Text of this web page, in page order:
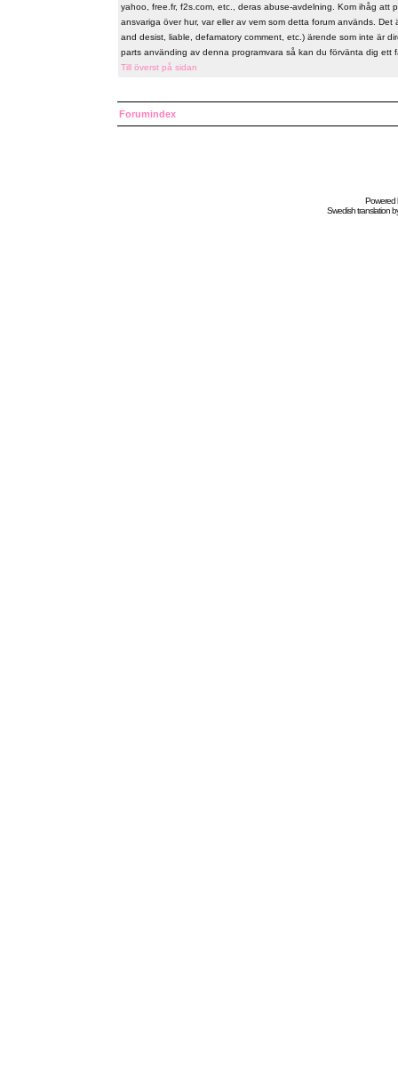
yahoo, free.fr, f2s.com, etc., deras abuse-avdelning. Kom ihåg
ansvariga över hur, var eller av vem som detta forum används.
and desist, liable, defamatory comment, etc.) ärende som inte är
parts använding av denna programvara så kan du förvänta dig ett
Till överst på sidan
Forumindex
Powered
Swedishtranslation